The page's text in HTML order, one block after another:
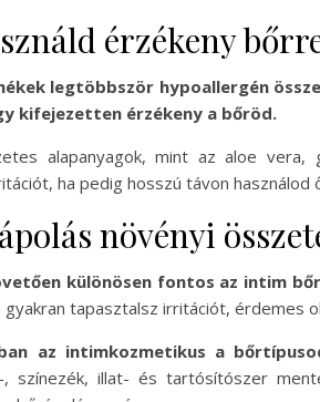
érzékeny
legtöbbször hypoallergén
kifejezetten érzékeny a bőröd.
alapanyagok, mint az aloe
ha pedig hosszú távon
növényi
különösen fontos az intim
tapasztalsz irritációt, érdemes
az intimkozmetikus a
, színezék, illat- és tartósítószer